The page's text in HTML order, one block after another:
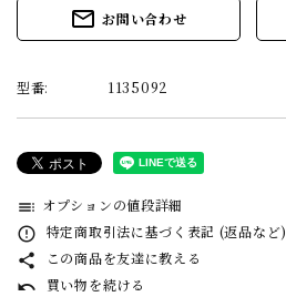
mail_outline お問い合わせ
型番: 1135092
toc オプションの値段詳細
error_outline 特定商取引法に基づく表記 (返品など)
share この商品を友達に教える
undo 買い物を続ける